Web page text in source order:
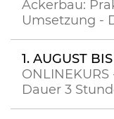
Ackerbau:
Umsetzung -
1. AUGUST
Dauer 3